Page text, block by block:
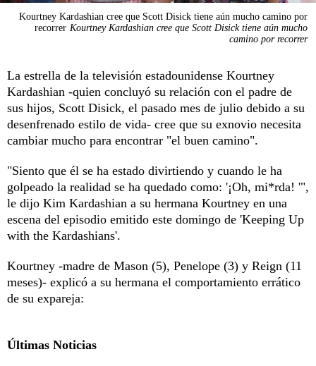
Kourtney Kardashian cree que Scott Disick tiene aún mucho camino por
recorrer Kourtney Kardashian cree que Scott Disick tiene aún mucho
camino por recorrer
La estrella de la televisión estadounidense Kourtney
Kardashian -quien concluyó su relación con el padre de
sus hijos, Scott Disick, el pasado mes de julio debido a su
desenfrenado estilo de vida- cree que su exnovio necesita
cambiar mucho para encontrar "el buen camino".
"Siento que él se ha estado divirtiendo y cuando le ha
golpeado la realidad se ha quedado como: '¡Oh, mi*rda! '",
le dijo Kim Kardashian a su hermana Kourtney en una
escena del episodio emitido este domingo de 'Keeping Up
with the Kardashians'.
Kourtney -madre de Mason (5), Penelope (3) y Reign (11
meses)- explicó a su hermana el comportamiento errático
de su expareja:
Últimas Noticias